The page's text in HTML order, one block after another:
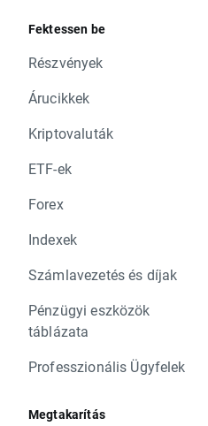
Fektessen be
Részvények
Árucikkek
Kriptovaluták
ETF-ek
Forex
Indexek
Számlavezetés és díjak
Pénzügyi eszközök
táblázata
Professzionális Ügyfelek
Megtakarítás